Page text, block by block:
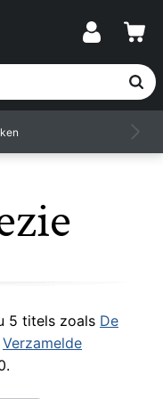
5 titels zoals De
Verzamelde